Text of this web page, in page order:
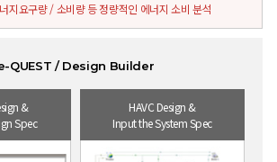
지요구량 / 소비량 등 정량적인 에너지 소비 분석
QUEST / Design Builder
&
Spec
HAVC Design &
Input the System Spec